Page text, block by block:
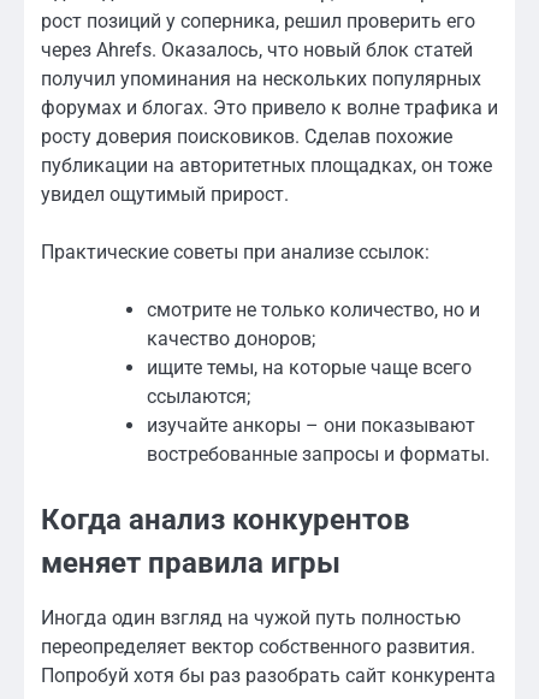
рост позиций у соперника, решил проверить его
через Ahrefs. Оказалось, что новый блок статей
получил упоминания на нескольких популярных
форумах и блогах. Это привело к волне трафика и
росту доверия поисковиков. Сделав похожие
публикации на авторитетных площадках, он тоже
увидел ощутимый прирост.
Практические советы при анализе ссылок:
смотрите не только количество, но и
качество доноров;
ищите темы, на которые чаще всего
ссылаются;
изучайте анкоры – они показывают
востребованные запросы и форматы.
Когда анализ конкурентов
меняет правила игры
Иногда один взгляд на чужой путь полностью
переопределяет вектор собственного развития.
Попробуй хотя бы раз разобрать сайт конкурента